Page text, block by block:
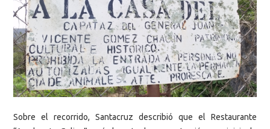
Sobre el recorrido, Santacruz describió que el Restaurante